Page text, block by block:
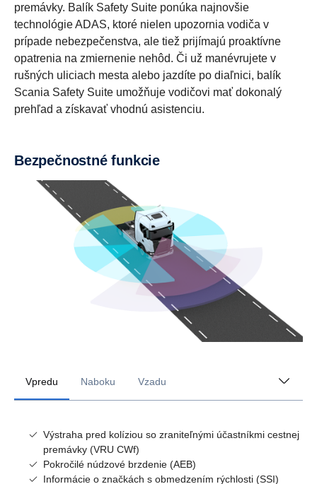
premávky. Balík Safety Suite ponúka najnovšie
technológie ADAS, ktoré nielen upozornia vodiča v
prípade nebezpečenstva, ale tiež prijímajú proaktívne
opatrenia na zmiernenie nehôd. Či už manévrujete v
rušných uliciach mesta alebo jazdíte po diaľnici, balík
Scania Safety Suite umožňuje vodičovi mať dokonalý
prehľad a získavať vhodnú asistenciu.
Bezpečnostné funkcie
Vpredu Naboku Vzadu
Výstraha pred kolíziou so zraniteľnými účastníkmi cestnej
premávky (VRU CWf)
Pokročilé núdzové brzdenie (AEB)
Informácie o značkách s obmedzením rýchlosti (SSI)